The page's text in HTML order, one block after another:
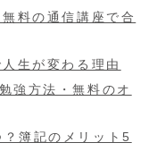
料の通信講座で合
生が変わる理由
強方法・無料のオ
簿記のメリット5